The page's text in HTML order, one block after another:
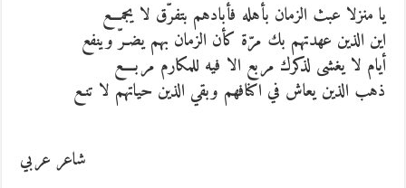
يا منزلا عبث الزمان بأهله فأبادهم بتفرّق لا يجمـــع
اين الذين عهدتهم بك مرّة كأن الزمان بهم يضـرّ وينفع
أيام لا يغشى لذكرك مربع الا فيه للمكارم مربــــع
ذهب الذين يعاش في اكنافهم وبقي الذين حياتهم لا تنـع
شاعر عربي